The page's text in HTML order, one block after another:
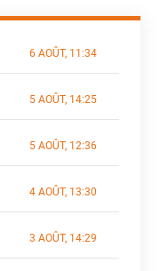
6 AOÛT, 11:34
5 AOÛT, 14:25
5 AOÛT, 12:36
4 AOÛT, 13:30
3 AOÛT, 14:29